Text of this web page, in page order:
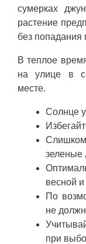
сумерках
растение
без попадания
В теплое
на улице в
месте.
Солнце
зеленые
весной и
По
не
при